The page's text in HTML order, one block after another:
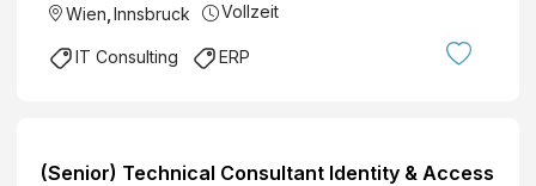
Wien Innsbruck Vollzeit
IT Consulting ERP
(Senior) Technical Consultant Identity & Access